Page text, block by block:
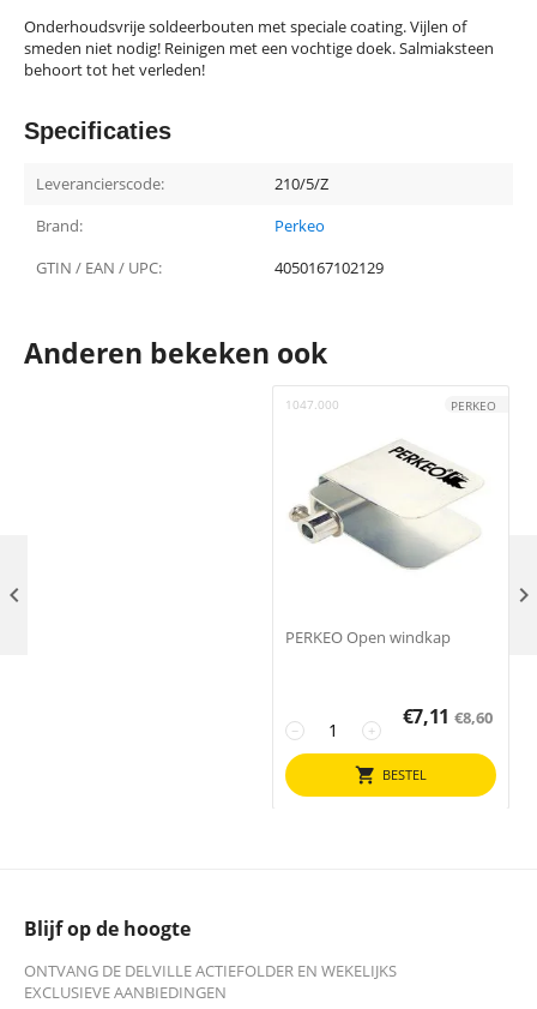
Onderhoudsvrije soldeerbouten met speciale coating. Vijlen of
smeden niet nodig! Reinigen met een vochtige doek. Salmiaksteen
behoort tot het verleden!
Specificaties
Leverancierscode:
210/5/Z
Brand:
Perkeo
GTIN / EAN / UPC:
4050167102129
Anderen bekeken ook
1047.000 PERKEO
PERKEO Open windkap
+
−
€7,11 €8,60
BESTEL
 
Blijf op de hoogte
ONTVANG DE DELVILLE ACTIEFOLDER EN WEKELIJKS
EXCLUSIEVE AANBIEDINGEN